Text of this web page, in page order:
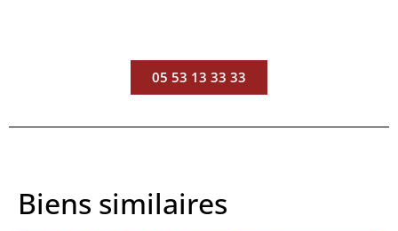
05 53 13 33 33
Biens similaires